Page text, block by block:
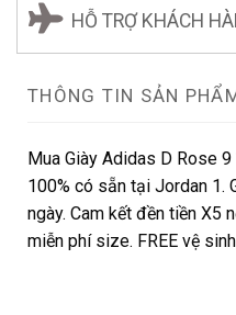
HỖ TRỢ KHÁCH
THÔNG TIN SẢN
Mua Giày Adidas D Rose 9
100% có sẵn tại Jordan 1.
ngày. Cam kết đền tiền X5
miễn phí size. FREE vệ